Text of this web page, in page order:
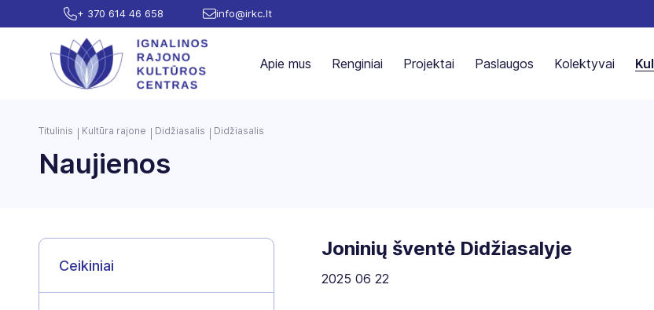
+ 370 614 46 658 info@irkc.lt
Apie mus Renginiai Projektai Paslaugos Kolektyvai
Titulinis Kultūra rajone Didžiasalis Didžiasalis
Naujienos
Ceikiniai
Joninių šventė Didžiasalyje
2025 06 22